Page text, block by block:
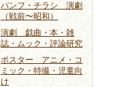
パンフ・チラシ 演劇
（戦前〜昭和）
演劇 戯曲・本・雑
誌・ムック・評論研究
ポスター アニメ・コ
ミック・特撮・児童向
け